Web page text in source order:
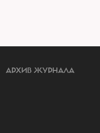
АРХИВ ЖУРНАЛА